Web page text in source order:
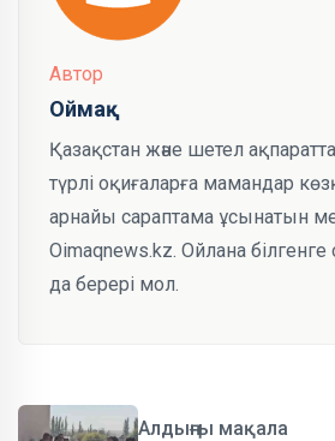
Автор
Оймақ
Қазақстан және шетел
түрлі оқиғаларға мамандар
арнайы сараптама ұсынатын
Oimaqnews.kz. Ойлана
да берері мол.
Алдыңғы мақала